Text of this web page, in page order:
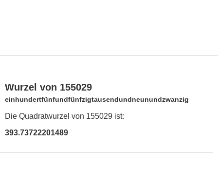
Wurzel von 155029
einhundertfünfundfünfzigtausendundneunundzwanzig
Die Quadratwurzel von 155029 ist:
393.73722201489